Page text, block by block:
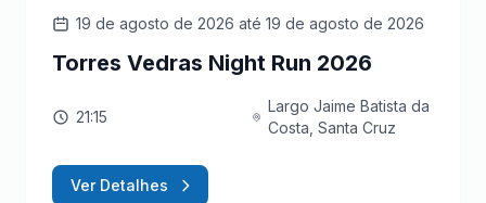
19 de agosto de 2026 até 19 de agosto de 2026
Torres Vedras Night Run 2026
21:15
Largo Jaime Batista da
Costa, Santa Cruz
Ver Detalhes